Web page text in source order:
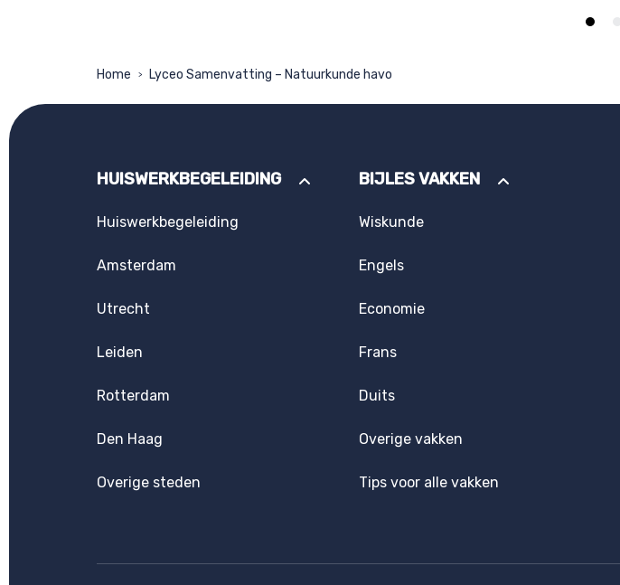
Home > Lyceo Samenvatting – Natuurkunde havo
HUISWERKBEGELEIDING
Huiswerkbegeleiding
Amsterdam
Utrecht
Leiden
Rotterdam
Den Haag
Overige steden
BIJLES VAKKEN
Wiskunde
Engels
Economie
Frans
Duits
Overige vakken
Tips voor alle vakken